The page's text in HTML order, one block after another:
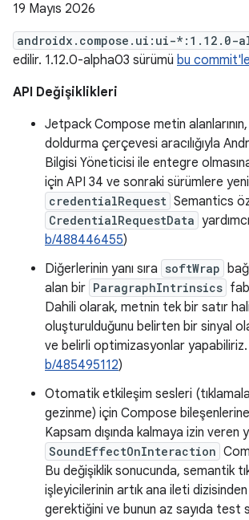
19 Mayıs 2026
androidx.compose.ui:ui-*:1.12.0-
edilir. 1.12.0-alpha03 sürümü bu
API Değişiklikleri
Jetpack Compose metin
doldurma çerçevesi aracılığıyla
Bilgisi Yöneticisi ile entegre
için API 34 ve sonraki sürümlere
credentialRequest Semantics
CredentialRequestData
b/488446455)
Diğerlerinin yanı sıra softWrap
alan bir ParagraphIntrinsics
Dahili olarak, metnin tek bir satır
oluşturulduğunu belirten bir sinyal
ve belirli optimizasyonlar
b/485495112)
Otomatik etkileşim sesleri
gezinme) için Compose
Kapsam dışında kalmaya izin veren
SoundEffectOnInteraction
Bu değişiklik sonucunda, semantik
işleyicilerinin artık ana ileti dizisinden
gerektiğini ve bunun az sayıda test